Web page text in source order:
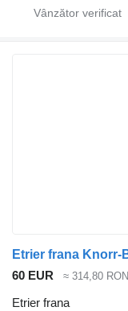
60 EUR ≈ 314,80 RON
Etrier frana